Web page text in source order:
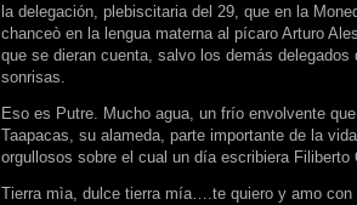
la delegación, plebiscitaria del 29, que en la
chanceò en la lengua materna al pícaro Arturo
que se dieran cuenta, salvo los demás delegados
sonrisas.
Eso es Putre. Mucho agua, un frío envolvente
Taapacas, su alameda, parte importante de la
orgullosos sobre el cual un día escribiera Filiberto
Tierra mìa, dulce tierra mía….te quiero y amo